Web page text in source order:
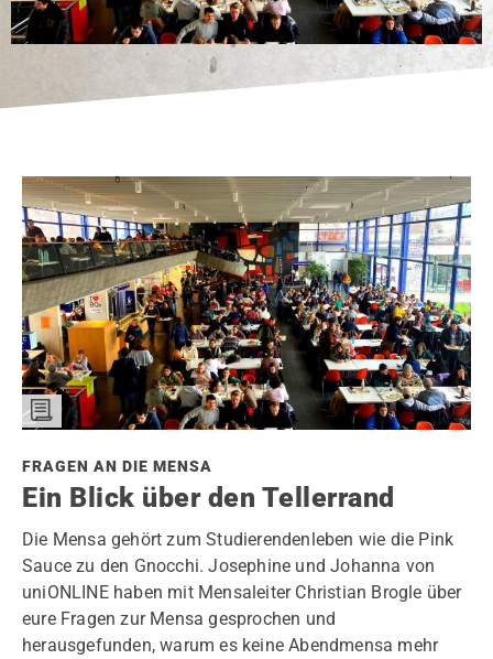
FRAGEN AN DIE MENSA
Ein Blick über den Tellerrand
Die Mensa gehört zum Studierendenleben wie die Pink
Sauce zu den Gnocchi. Josephine und Johanna von
uniONLINE haben mit Mensaleiter Christian Brogle über
eure Fragen zur Mensa gesprochen und
herausgefunden, warum es keine Abendmensa mehr